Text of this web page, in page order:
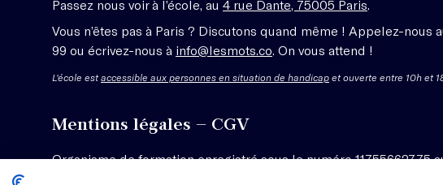
Passez nous voir à l’école, au 4 rue Dante, 75005 Paris
Vous n’êtes pas à Paris ? Discutons quand même ! Appelez-nous
99 ou écrivez-nous à info@lesmots.co . On vous attend !
L'école estaccessible aux personnes en situation de handicap et ouverte entre 10h et
Mentions légales – CGV
Organisme de formation enregistré sous le numéro